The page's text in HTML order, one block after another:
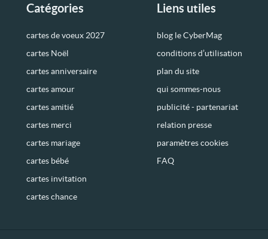
Catégories
cartes de voeux 2027
cartes Noël
cartes anniversaire
cartes amour
cartes amitié
cartes merci
cartes mariage
cartes bébé
cartes invitation
cartes chance
Liens utiles
blog le CyberMag
conditions d’utilisation
plan du site
qui sommes-nous
publicité - partenariat
relation presse
paramètres cookies
FAQ